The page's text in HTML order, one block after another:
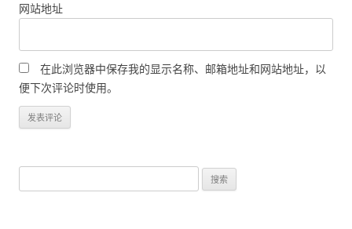
网站地址
在此浏览器中保存我的显示名称、邮箱地址和网站地址，以
便下次评论时使用。
索：